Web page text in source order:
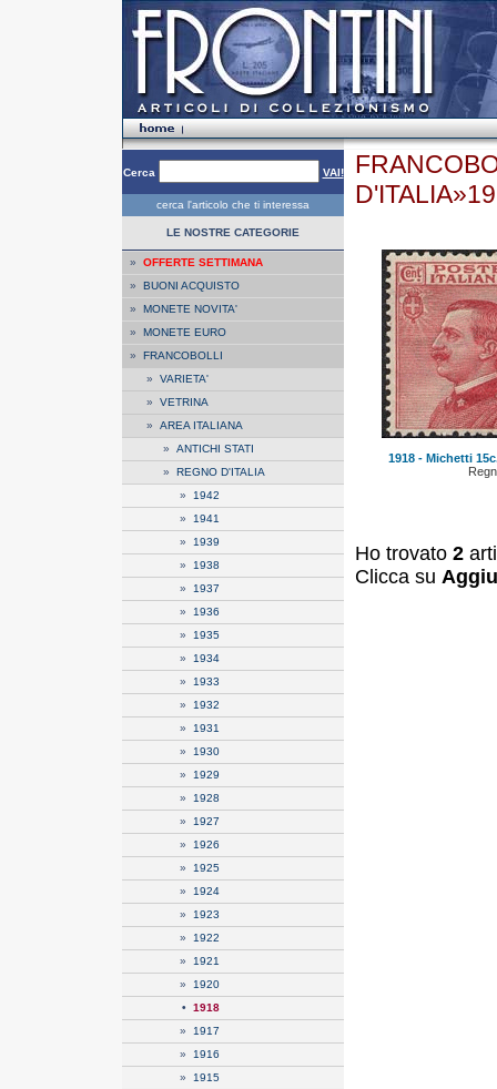
Cerca VAI!
cerca l'articolo che ti interessa
LE NOSTRE CATEGORIE
» OFFERTE SETTIMANA
» BUONI ACQUISTO
» MONETE NOVITA'
» MONETE EURO
» FRANCOBOLLI
» VARIETA'
» VETRINA
» AREA ITALIANA
» ANTICHI STATI
» REGNO D'ITALIA
» 1942
» 1941
» 1939
» 1938
» 1937
» 1936
» 1935
» 1934
» 1933
» 1932
» 1931
» 1930
» 1929
» 1928
» 1927
» 1926
» 1925
» 1924
» 1923
» 1922
» 1921
» 1920
• 1918
» 1917
» 1916
» 1915
1918 - Michetti
Ho trovato 2
Clicca su